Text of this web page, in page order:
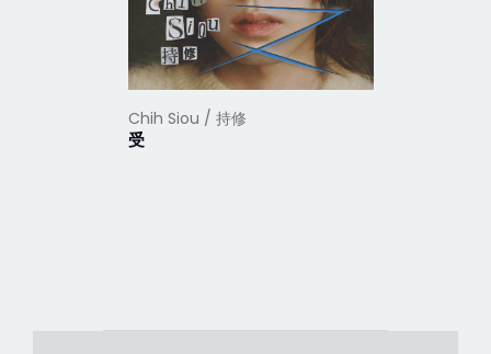
Chih Siou / 持修
受